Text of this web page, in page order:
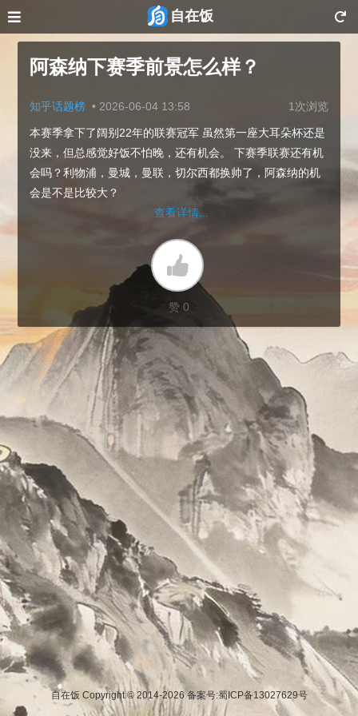
自在饭
阿森纳下赛季前景怎么样？
知乎话题榜 • 2026-06-04 13:58 1次浏览
本赛季拿下了阔别22年的联赛冠军 虽然第一座大耳朵杯还是
没来，但总感觉好饭不怕晚，还有机会。 下赛季联赛还有机
会吗？利物浦，曼城，曼联，切尔西都换帅了，阿森纳的机
会是不是比较大？
查看详情...
赞 0
自在饭 Copyright © 2014-2026备案号:蜀ICP备13027629号